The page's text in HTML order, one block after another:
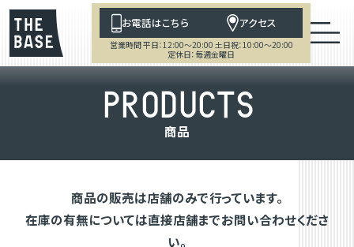
お電話はこちら アクセス
営業時間 平日：12:00～20:00 土日祝：10:00～20:00
定休日：毎週金曜日
PRODUCTS
商品
商品の販売は店舗のみで行っています。
在庫の有無については直接店舗までお問い合わせくださ
い。